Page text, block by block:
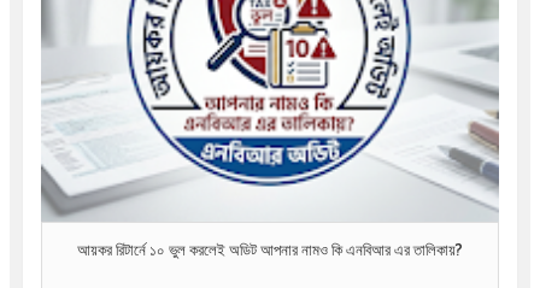
আয়কর রিটার্নে ১০ ভুল করলেই অডিট আপনার নামও কি এনবিআর এর তালিকায়?